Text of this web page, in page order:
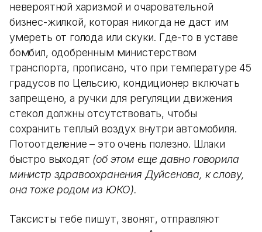
невероятной харизмой и очаровательной
бизнес-жилкой, которая никогда не даст им
умереть от голода или скуки. Где-то в уставе
бомбил, одобренным министерством
транспорта, прописано, что при температуре 45
градусов по Цельсию, кондиционер включать
запрещено, а ручки для регуляции движения
стекол должны отсутствовать, чтобы
сохранить теплый воздух внутри автомобиля.
Потоотделение – это очень полезно. Шлаки
быстро выходят (об этом еще давно говорила
министр здравоохранения Дуйсенова, к слову,
она тоже родом из ЮКО).
Таксисты тебе пишут, звонят, отправляют